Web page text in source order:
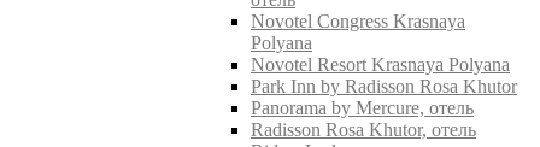
Novotel Congress Krasnaya
Polyana
Novotel Resort Krasnaya Polyana
Park Inn by Radisson Rosa Khutor
Panorama by Mercure, отель
Radisson Rosa Khutor, отель